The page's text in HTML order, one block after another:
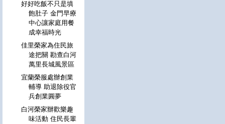
好好吃飯不只是填
飽肚子 金門早療
中心讓家庭用餐
成幸福時光
佳里榮家為住民旅
途把關 勘查白河
萬里長城風景區
宜蘭榮服處辦創業
輔導 助退除役官
兵創業圓夢
白河榮家辦歡樂趣
味活動 住民長輩